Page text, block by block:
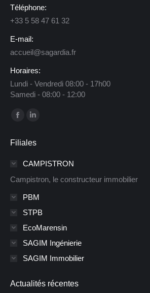
Téléphone:
+33 5 58 47 61 32
E-mail:
accueil@sagardia.fr
Horaires:
Lundi - Vendredi 08:00 - 17h00
Samedi - 08:00 - 12:00
Trouvez nous sur :
La
Facebook
s'ouvre
nouvelle
fenêtre
LinkedIn
s'ouvre
nouvelle
fenêtre
Filiales
CAMPISTRON
Campistron, le constructeur immobilier
PBM
STPB
EcoMarensin
SAGIM Ingénierie
SAGIM Immobilier
Actualités récentes